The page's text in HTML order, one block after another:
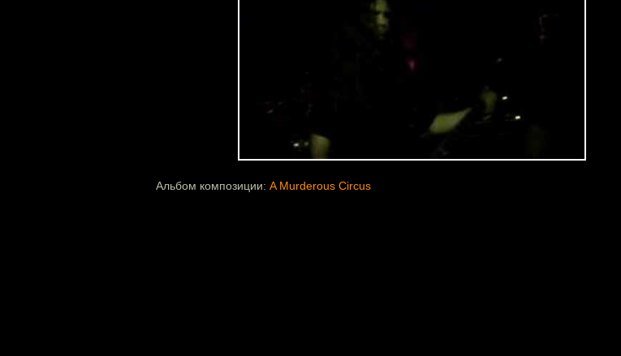
Альбом композиции: A Murderous Circus